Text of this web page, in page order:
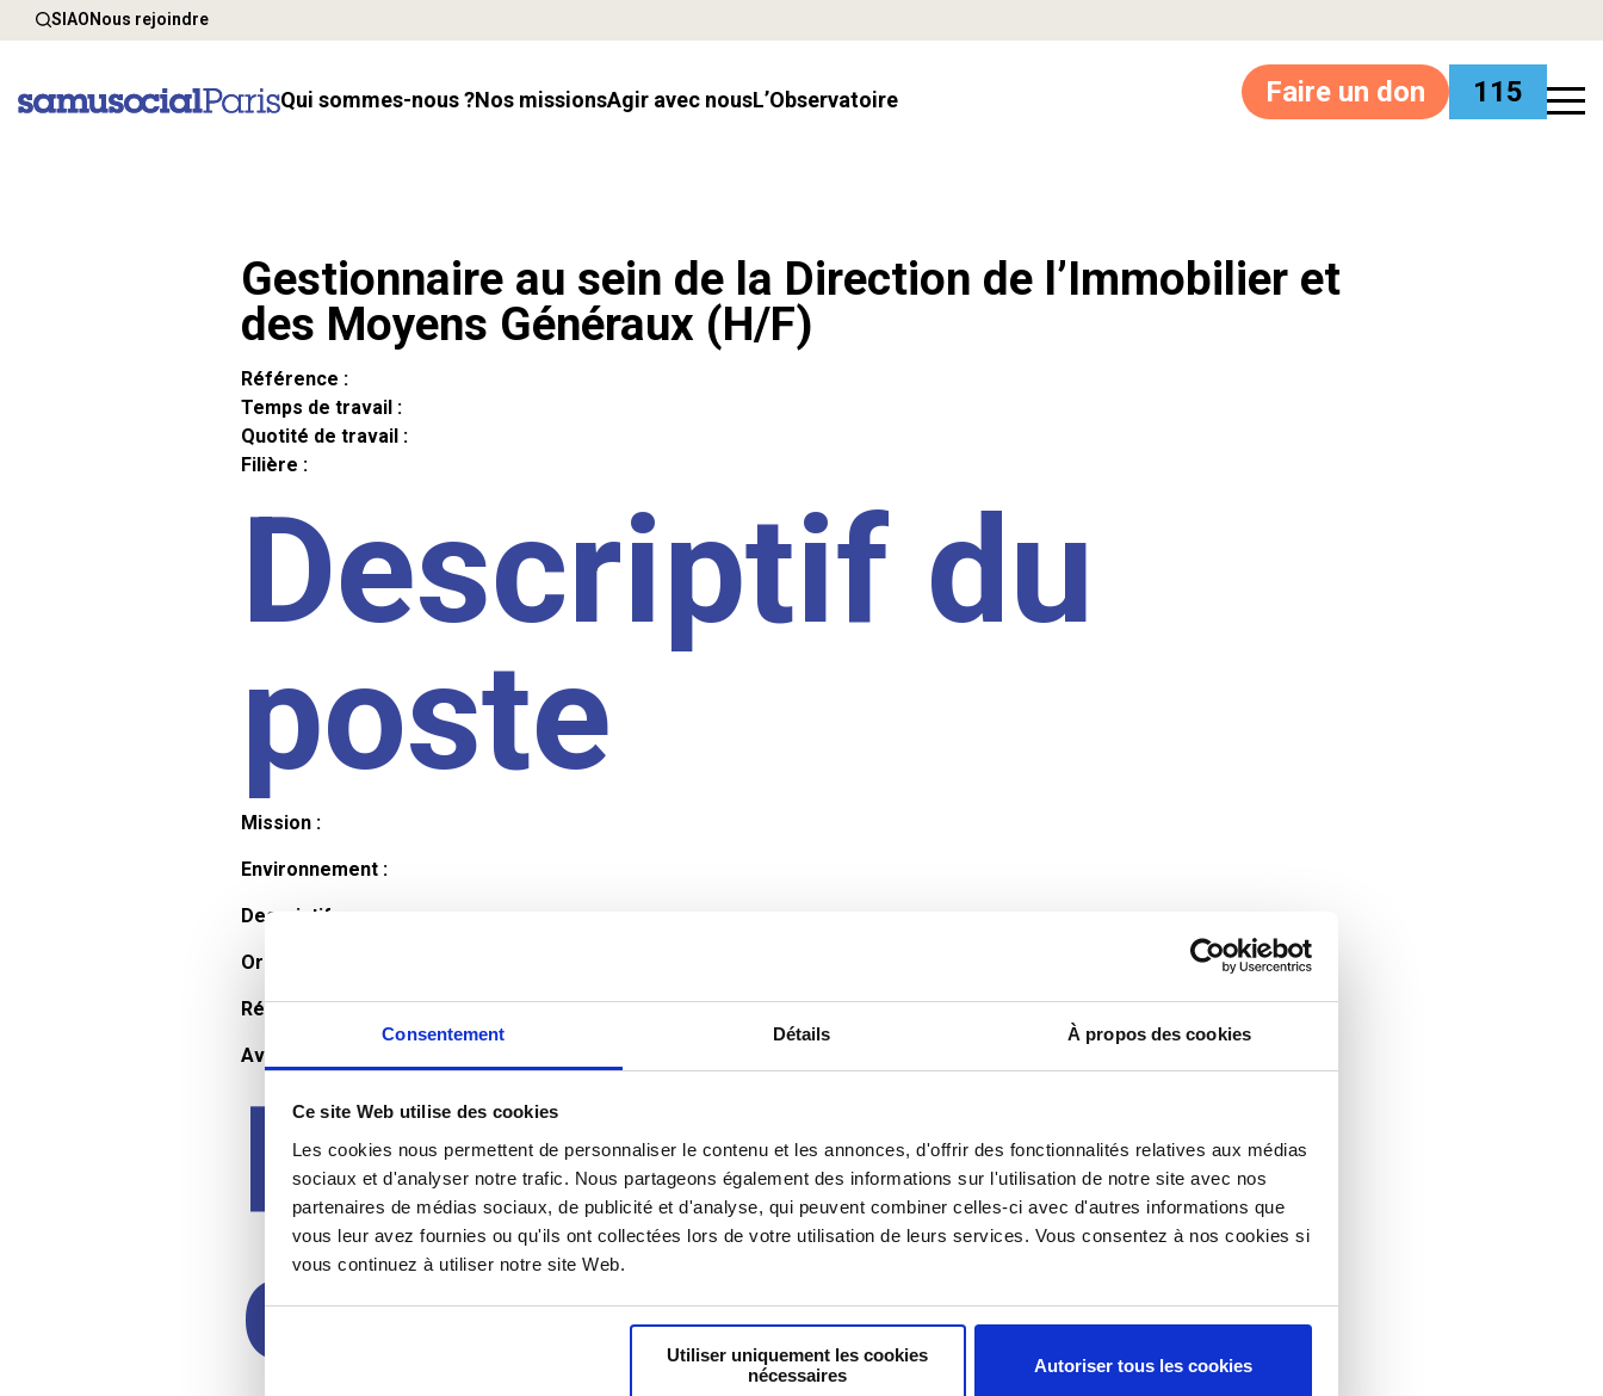
Consentement Détails À propos des cookies
Ce site Web utilise des cookies
Les cookies nous permettent de personnaliser le contenu et les annonces, d'offrir des fonctionnalités relatives aux médias
sociaux et d'analyser notre trafic. Nous partageons également des informations sur l'utilisation de notre site avec nos
partenaires de médias sociaux, de publicité et d'analyse, qui peuvent combiner celles-ci avec d'autres informations que
vous leur avez fournies ou qu'ils ont collectées lors de votre utilisation de leurs services. Vous consentez à nos cookies si
vous continuez à utiliser notre site Web.
Utiliser uniquement les cookies
nécessaires
Autoriser tous les cookies
SIAONous rejoindre
Qui sommes-nous ? Nos missions Agir avec nous l’Observatoire Faire un don 115
Gestionnaire au sein de la Direction de l’Immobilier et
des Moyens Généraux (H/F)
Référence :
Temps de travail :
Quotité de travail :
Filière :
Descriptif du
poste
Mission :
Environnement :
Descriptif :
Organisation et horaires :
Rémunération :
Avantages :
Profil du
candidat